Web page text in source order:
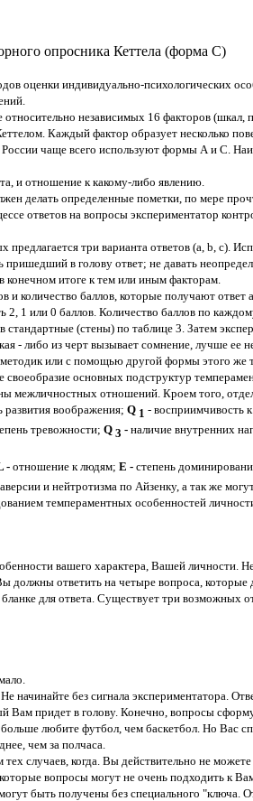
опросника Кеттела (форма С)
оценки индивидуально-психологических
независимых 16 факторов
Каждый фактор образует несколько
чаще всего используют формы А и С.
и отношение к какому-либо явлению.
делать определенные пометки, по мере
ответов на вопросы экспериментатор
три варианта ответов (a, b, c).
в голову ответ; не давать
итоге к тем или иным факторам.
количество баллов, которые получают
или 0 баллов. Количество баллов по
(стены) по таблице 3. Затем
- либо из черт вызывает сомнение, лучше ее
или с помощью другой формы этого же
основных подструктур
межличностных отношений. Кроем того,
развития воображения; Q 1 - восприимчивость
тревожности; Q 3 - наличие внутренних
-отношение к людям; Е - степень
и нейтротизма по Айзенку, а так же
темпераментных особенностей
вашего характера, Вашей личности.
ответить на четыре вопроса,
для ответа. Существует три возможных
начинайте без сигнала экспериментатора.
Вам придет в голову. Конечно, вопросы
любите футбол, чем баскетбол. Но Вас
чем за полчаса.
случаев, когда. Вы действительно не
вопросы могут не очень подходить
быть получены без специального